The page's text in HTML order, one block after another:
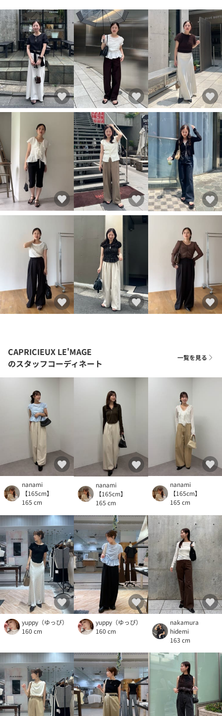
CAPRICIEUX LE'MAGE
のスタッフコーディネート
一覧を見る
nanami
【165cm】
165 cm
nanami
【165cm】
165 cm
nanami
【165cm】
165 cm
yuppy（ゆっぴ）
160 cm
yuppy（ゆっぴ）
160 cm
nakamura
hidemi
163 cm